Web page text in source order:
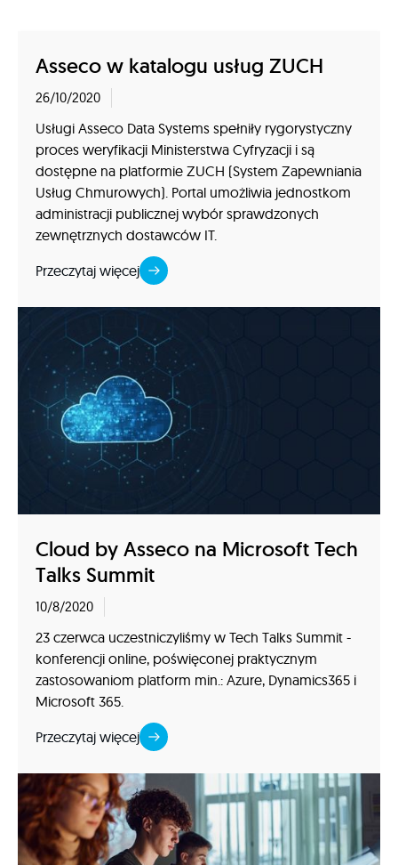
Asseco w katalogu usług ZUCH
26/10/2020
Usługi Asseco Data Systems spełniły rygorystyczny
proces weryfikacji Ministerstwa Cyfryzacji i są
dostępne na platformie ZUCH (System Zapewniania
Usług Chmurowych). Portal umożliwia jednostkom
administracji publicznej wybór sprawdzonych
zewnętrznych dostawców IT.
Przeczytaj więcej
Cloud by Asseco na Microsoft Tech
Talks Summit
10/8/2020
23 czerwca uczestniczyliśmy w Tech Talks Summit -
konferencji online, poświęconej praktycznym
zastosowaniom platform min.: Azure, Dynamics365 i
Microsoft 365.
Przeczytaj więcej